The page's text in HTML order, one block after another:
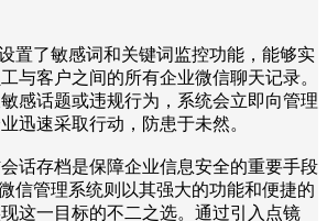
置了敏感词和关键词监控功能，能够实
与客户之间的所有企业微信聊天记录。
感话题或违规行为，系统会立即向管理
迅速采取行动，防患于未然。
话存档是保障企业信息安全的重要手段
信管理系统则以其强大的功能和便捷的
这一目标的不二之选。通过引入点镜